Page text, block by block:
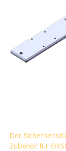
Der
Zubehör für